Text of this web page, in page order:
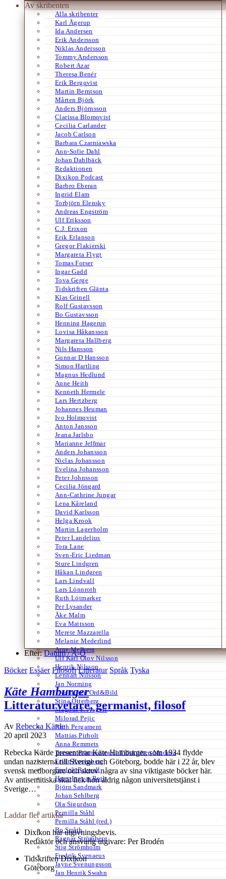
Av skribenten
Alla skribenter
Karl Ågerup
Ida Andersen
Erik Andersson
Niklas Andersson
Tommy Andersson
Robert Azar
Theresa Benér
Erik Bergqvist
Martin Berntson
Mårten Björk
Anders Björnsson
Clarissa Blomqvist
Cecilia Carlander
Jacob Carlson
Barbara Czarniawska
Ann-Sofie Dahl
Johan Dahlbäck
Redaktionen
Dixikon Podcast
Barbro Eberan
Ingrid Elam
Torbjörn Elensky
Andreas Engström
Ulf Eriksson
C.J. Erixon
Erik Erlanson
Gregor Flakierski
Margareta Flygt
Tomas Forser
Ingar Gadd
Tova Gerge
Tidskriften Glänta
Klas Grinell
Rolf Gustavsson
Bo Gustavsson
Henning Hagerup
Lovisa Håkansson
Margareta Hallberg
Nils Hansson
Gunnar D Hansson
Simon Hartling
Magnus Hedlund
Anne Heith
Kenneth Hermele
Lars Hertzberg
Johannes Heuman
Ivo Holmqvist
Anton Jansson
Jeana Jarlsbo
Marianne Jeffmar
Anders Johansson
Niclas Johansson
Evelina Johansson
Peter Johnsson
Cecilia Jöngard
Ann-Cathrine Jungar
Lena Kåreland
David Karlsson
Helga Krook
Martin Lagerholm
Peter Landelius
Tora Lane
Sven-Eric Liedman
Sture Lindgren
Håkan Lindgren
Lars Lindvall
Lars Lönnroth
Ruth Lötmarker
Per Lysander
Åke Malm
Eva Mattsson
Merete Mazzarella
Melanie Mederlind
Arne Melberg
Ulf Karl Olov Nilsson
Henrik Nilsson
Lennart Nilsson
Jan Norming
Tidskriften Ord&Bild
Stina Otterberg
Magnus P. Ängsal
Milorad Pejic
Ruth Pergament
Mattias Pirholt
Anna Remmets
Torsten Rönnerstrand Tidskriften Medusa
Ervin Rosenberg
Fredrik Rosvall
Hans-Ingvar Roth
Björn Sandmark
Johan Sehlberg
Ola Sigurdson
Pernilla Ståhl
Pernilla Ståhl (red.)
Bo Stråth
Ragnar Strömberg
Stig Strömholm
Fredrik Svenaeus
Jayne Svenungsson
Jan Henrik Swahn
Efter:Datum /A-Ö
Böcker Essäer Filosofi Litteratur Språk Tyska
Käte Hamburger
Litteraturvetare, germanist, filosof
Av Rebecka Kärde
20 april 2023
Rebecka Kärde presenterar Käte Hamburger, som 1934 flydde
undan nazisterna till Sverige och Göteborg, bodde här i 22 år, blev
svensk medborgare och skrev några av sina viktigaste böcker här.
Av antisemitiska skäl fick hon aldrig någon universitetstjänst i
Sverige…
Laddar fler artiklar
Dixikon har utgivningsbevis.
Redaktör och ansvarig utgivare: Per Brodén
Tidskriften Dixikon
Göteborg